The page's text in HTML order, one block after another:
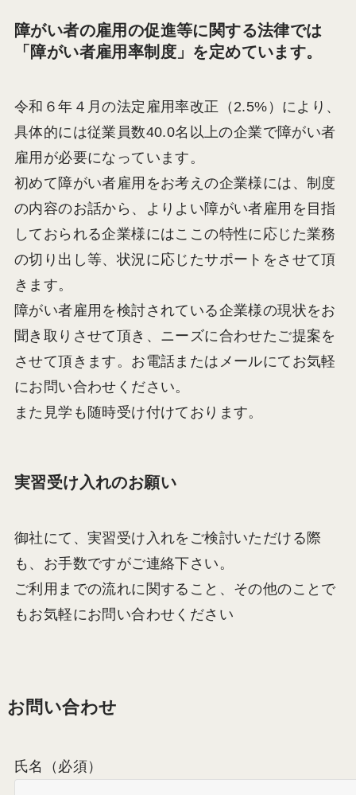
障がい者の雇用の促進等に関する法律では
「障がい者雇用率制度」を定めています。
令和６年４月の法定雇用率改正（2.5%）により、
具体的には従業員数40.0名以上の企業で障がい者
雇用が必要になっています。
初めて障がい者雇用をお考えの企業様には、制度
の内容のお話から、よりよい障がい者雇用を目指
しておられる企業様にはここの特性に応じた業務
の切り出し等、状況に応じたサポートをさせて頂
きます。
障がい者雇用を検討されている企業様の現状をお
聞き取りさせて頂き、ニーズに合わせたご提案を
させて頂きます。お電話またはメールにてお気軽
にお問い合わせください。
また見学も随時受け付けております。
実習受け入れのお願い
御社にて、実習受け入れをご検討いただける際
も、お手数ですがご連絡下さい。
ご利用までの流れに関すること、その他のことで
もお気軽にお問い合わせください
お問い合わせ
氏名 （必須）